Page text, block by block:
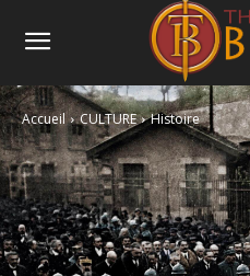
Accueil CULTURE Histoire